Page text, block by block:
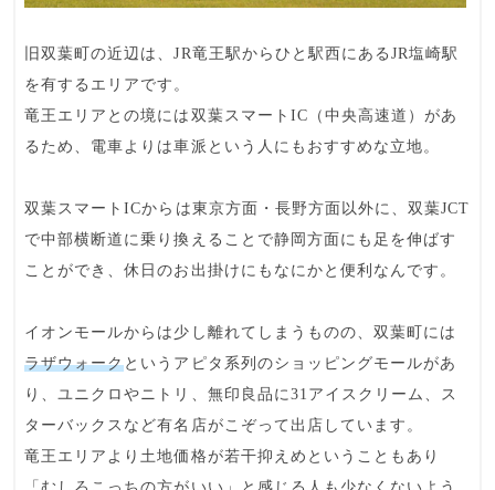
旧双葉町の近辺は、JR竜王駅からひと駅西にあるJR塩崎駅
を有するエリア です。
竜王エリアとの境には 双葉スマートIC （中央高速道）があ
るため、電車よりは車派という人にもおすすめな立地。
双葉スマートICからは東京方面・長野方面 以外に、双葉JCT
で中部横断道に乗り換えることで静岡方面 にも足を伸ばす
ことができ、休日のお出掛けにもなにかと便利なんです。
イオンモールからは少し離れてしまうものの、双葉町には
ラザウォークというアピタ系列のショッピングモールがあ
り、ユニクロやニトリ、無印良品に31アイスクリーム、ス
ターバックスなど有名店がこぞって出店しています。
竜王エリアより土地価格が若干抑えめ ということもあり